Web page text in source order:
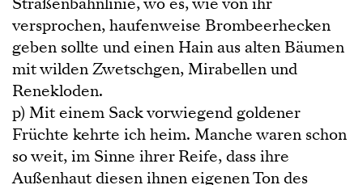
versprochen, haufenweise Brombeerhecken
geben sollte und einen Hain aus alten Bäumen
mit wilden Zwetschgen, Mirabellen und
Renekloden.
p) Mit einem Sack vorwiegend goldener
Früchte kehrte ich heim. Manche waren schon
so weit, im Sinne ihrer Reife, dass ihre
Außenhaut diesen ihnen eigenen Ton des